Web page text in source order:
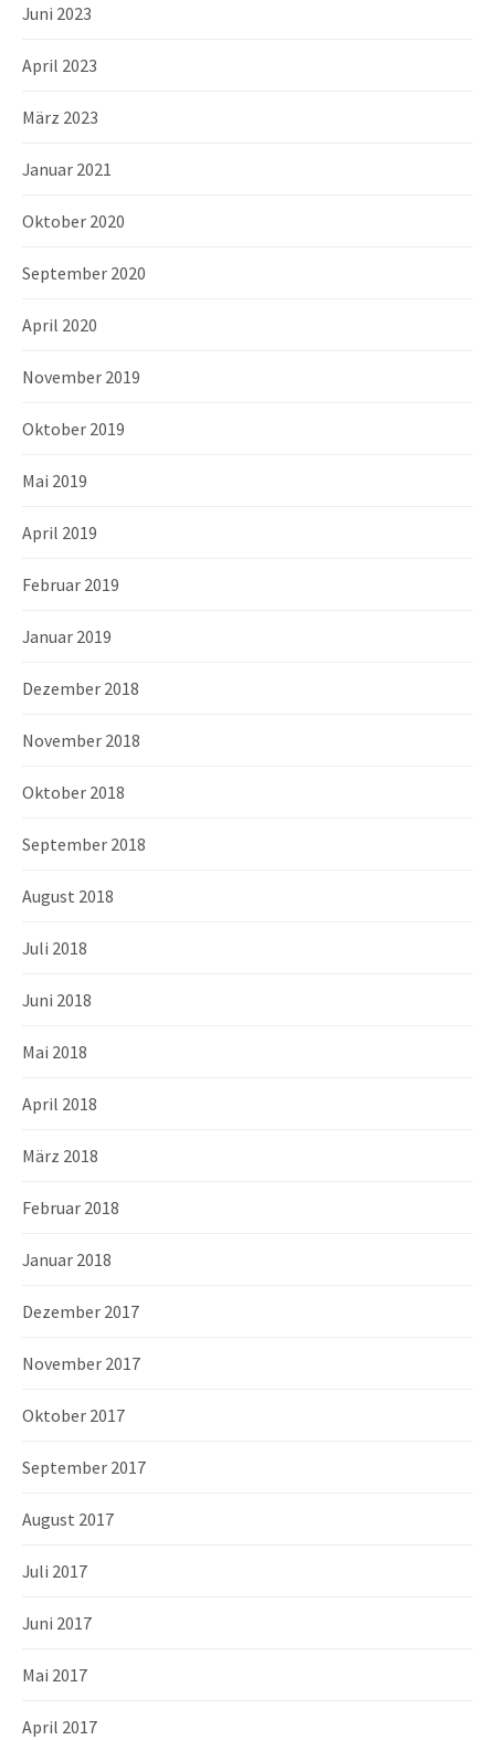
Juni 2023
April 2023
März 2023
Januar 2021
Oktober 2020
September 2020
April 2020
November 2019
Oktober 2019
Mai 2019
April 2019
Februar 2019
Januar 2019
Dezember 2018
November 2018
Oktober 2018
September 2018
August 2018
Juli 2018
Juni 2018
Mai 2018
April 2018
März 2018
Februar 2018
Januar 2018
Dezember 2017
November 2017
Oktober 2017
September 2017
August 2017
Juli 2017
Juni 2017
Mai 2017
April 2017